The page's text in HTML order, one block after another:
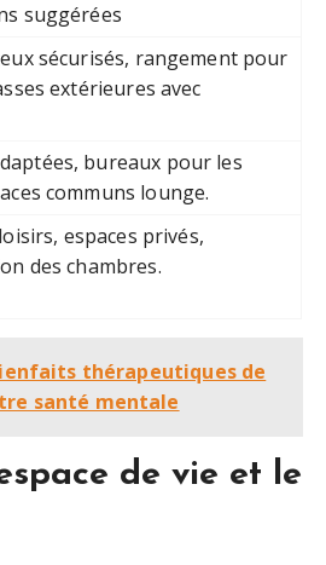
suggérées
sécurisés, rangement pour
extérieures avec
bureaux pour les
communs lounge.
espaces privés,
des chambres.
thérapeutiques de
santé mentale
de vie et le